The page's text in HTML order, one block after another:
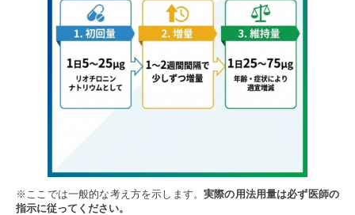
※ここでは一般的な考え方を示します。 実際の用法用量は必ず医師の
指示に従ってください。